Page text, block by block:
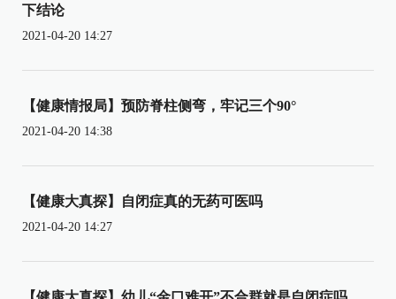
下结论
2021-04-20 14:27
【健康情报局】预防脊柱侧弯，牢记三个90°
2021-04-20 14:38
【健康大真探】自闭症真的无药可医吗
2021-04-20 14:27